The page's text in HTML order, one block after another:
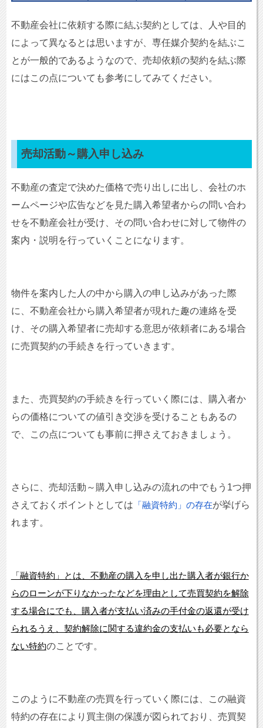
不動産会社に依頼する際に結ぶ契約としては、人や目的
によって異なるとは思いますが、専任媒介契約を結ぶこ
とが一般的であるようなので、売却依頼の契約を結ぶ際
にはこの点についても参考にしてみてください。
売却活動～購入申し込み
不動産の査定で決めた価格で売り出しに出し、会社のホ
ームページや広告などを見た購入希望者からの問い合わ
せを不動産会社が受け、その問い合わせに対して物件の
案内・説明を行っていくことになります。
物件を案内した人の中から購入の申し込みがあった際
に、不動産会社から購入希望者が現れた趣の連絡を受
け、その購入希望者に売却する意思が依頼者にある場合
に売買契約の手続きを行っていきます。
また、売買契約の手続きを行っていく際には、購入者か
らの価格についての値引き交渉を受けることもあるの
で、この点についても事前に押さえておきましょう。
さらに、売却活動～購入申し込みの流れの中でもう1つ押
さえておくポイントとしては 「融資特約」の存在が挙げら
れます。
「融資特約」とは、不動産の購入を申し出た購入者が銀行か
らのローンが下りなかったなどを理由として売買契約を解除
する場合にでも、購入者が支払い済みの手付金の返還が受け
られるうえ、契約解除に関する違約金の支払いも必要となら
ない特約のことです。
このように不動産の売買を行っていく際には、この融資
特約の存在により買主側の保護が図られており、売買契